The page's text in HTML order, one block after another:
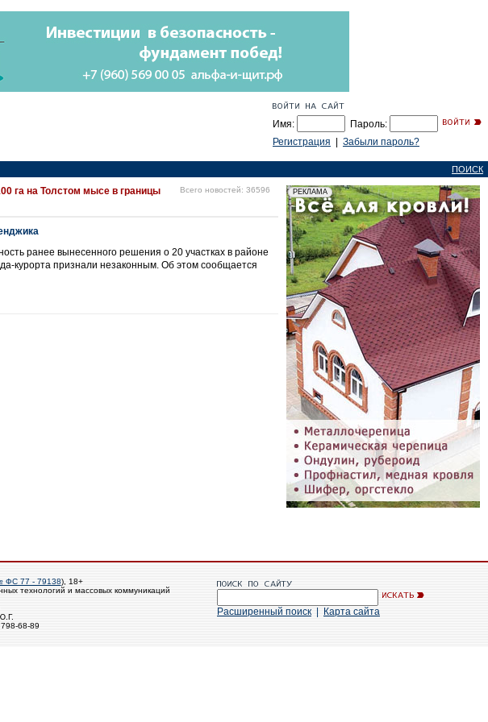
Имя:
Пароль:
Регистрация
Забыли пароль?
ПОИСК
га на Толстом мысе в границы
Всего новостей: 36596
ранее вынесенного решения о 20 участках в районе
курорта признали незаконным. Об этом сообщается
ФС 77 - 79138), 18+
технологий и массовых коммуникаций
798-68-89
Расширенный поиск Карта сайта